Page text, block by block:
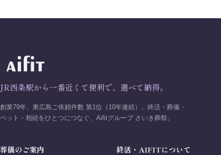
JR西条駅から一番近くて便利で、選べて納得。
創業79年、東広島ご依頼件数 第1位（10年連続）。終活・葬儀・
ペット・相続をひとつにつなぐ、Aifitグループ さいき葬祭。
葬儀のご案内 終活・AIFITについて